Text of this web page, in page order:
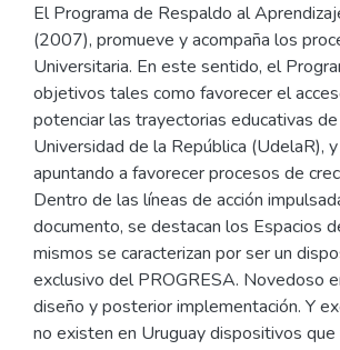
El Programa de Respaldo al
(2007), promueve y acompaña los
Universitaria. En este sentido, el
objetivos tales como favorecer el
potenciar las trayectorias educativas
Universidad de la República (UdelaR),
apuntando a favorecer procesos de
Dentro de las líneas de acción
documento, se destacan los Espacios
mismos se caracterizan por ser un
exclusivo del PROGRESA. Novedoso
diseño y posterior implementación. Y
no existen en Uruguay dispositivos